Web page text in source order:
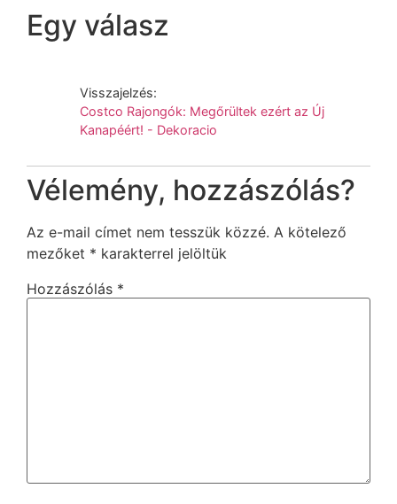
Egy válasz
Visszajelzés:
Costco Rajongók: Megőrültek ezért az Új
Kanapéért! - Dekoracio
Vélemény, hozzászólás?
Az e-mail címet nem tesszük közzé. A kötelező
mezőket * karakterrel jelöltük
Hozzászólás *